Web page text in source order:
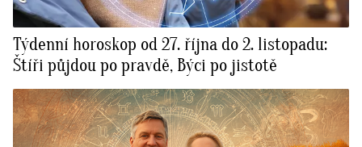
Týdenní horoskop od 27. října do 2. listopadu:
Štíři půjdou po pravdě, Býci po jistotě